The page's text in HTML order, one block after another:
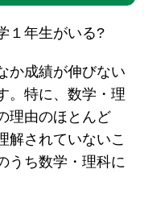
１年生がいる?
か成績が伸びない
。特に、数学・理
理由のほとんど
解されていないこ
うち数学・理科に